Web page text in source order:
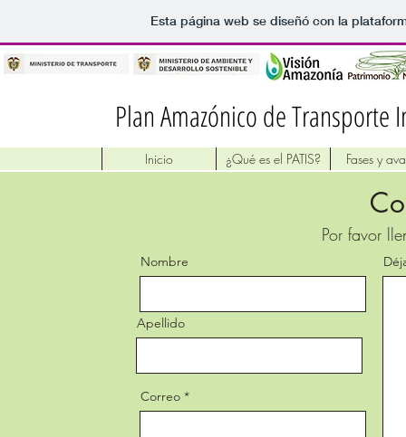
Esta página web se diseñó con la
Plan Amazónico de
Inicio ¿Qué es el PATIS? Fases y
Por favor
Nombre
Apellido
Correo